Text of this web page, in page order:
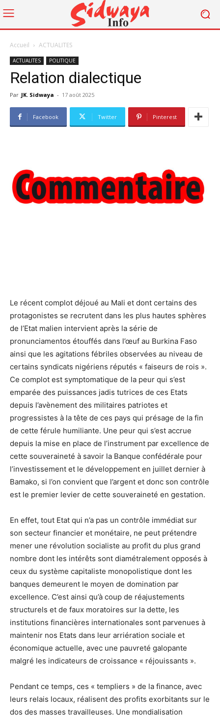
Accueil ACTUALITES
ACTUALITES POLITIQUE
Relation dialectique
Par JK. Sidwaya - 17 août 2025
Facebook Twitter Pinterest
Le récent complot déjoué au Mali et dont certains des
protagonistes se recrutent dans les plus hautes sphères
de l’Etat malien intervient après la série de
pronunciamentos étouffés dans l’œuf au Burkina Faso
ainsi que les agitations fébriles observées au niveau de
certains syndicats nigériens réputés « faiseurs de rois ».
Ce complot est symptomatique de la peur qui s’est
emparée des puissances jadis tutrices de ces Etats
depuis l’avènement des militaires patriotes et
progressistes à la tête de ces pays qui présage de la fin
de cette férule humiliante. Une peur qui s’est accrue
depuis la mise en place de l’instrument par excellence de
cette souveraineté à savoir la Banque confédérale pour
l’investissement et le développement en juillet dernier à
Bamako, si l’on convient que l’argent et donc son contrôle
est le premier levier de cette souveraineté en gestation.
En effet, tout Etat qui n’a pas un contrôle immédiat sur
son secteur financier et monétaire, ne peut prétendre
mener une révolution socialiste au profit du plus grand
nombre dont les intérêts sont diamétralement opposés à
ceux du système capitaliste monopolistique dont les
banques demeurent le moyen de domination par
excellence. C’est ainsi qu’à coup de réajustements
structurels et de faux moratoires sur la dette, les
institutions financières internationales sont parvenues à
maintenir nos Etats dans leur arriération sociale et
économique actuelle, avec une pauvreté galopante
malgré les indicateurs de croissance « réjouissants ».
Pendant ce temps, ces « templiers » de la finance, avec
leurs relais locaux, réalisent des profits exorbitants sur le
dos des masses travailleuses. Une mondialisation